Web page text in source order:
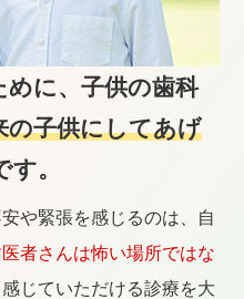
めに、子供の歯科
の子供にしてあげ
す。
や緊張を感じるのは、自
医者さんは怖い場所ではな
感じていただける診療を大